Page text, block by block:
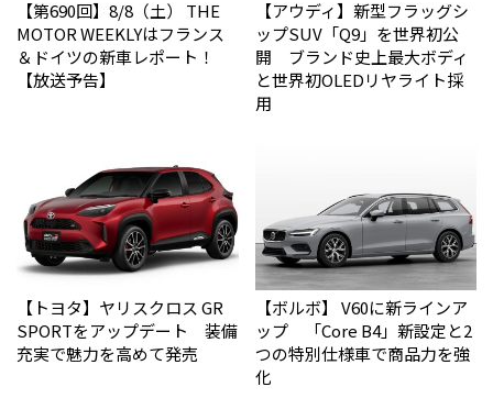
【第690回】8/8（土） THE
MOTOR WEEKLYはフランス
＆ドイツの新車レポート！
【放送予告】
【アウディ】新型フラッグシ
ップSUV「Q9」を世界初公
開 ブランド史上最大ボディ
と世界初OLEDリヤライト採
用
【トヨタ】ヤリスクロス GR
SPORTをアップデート 装備
充実で魅力を高めて発売
【ボルボ】 V60に新ラインア
ップ 「Core B4」新設定と2
つの特別仕様車で商品力を強
化